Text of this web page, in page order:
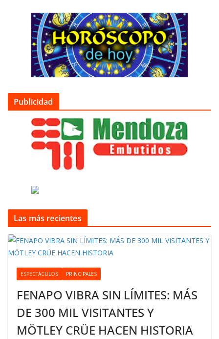
Publicidad
Las más recientes
ESPECTÁCULOS PRINCIPALES
FENAPO VIBRA SIN LÍMITES: MÁS
DE 300 MIL VISITANTES Y
MÖTLEY CRÜE HACEN HISTORIA